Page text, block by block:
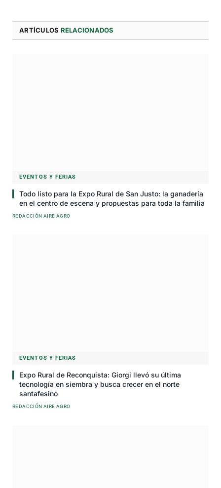
ARTÍCULOS RELACIONADOS
EVENTOS Y FERIAS
Todo listo para la Expo Rural de San Justo: la ganadería
en el centro de escena y propuestas para toda la familia
REDACCIÓN AIRE AGRO
EVENTOS Y FERIAS
Expo Rural de Reconquista: Giorgi llevó su última
tecnología en siembra y busca crecer en el norte
santafesino
REDACCIÓN AIRE AGRO